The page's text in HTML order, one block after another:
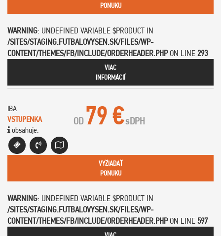
PONUKU
WARNING: UNDEFINED VARIABLE $PRODUCT IN
/SITES/STAGING.FUTBALOVYSEN.SK/FILES/WP-
CONTENT/THEMES/FB/INCLUDE/ORDERHEADER.PHPON LINE 293
VIAC
INFORMÁCIÍ
IBA
VSTUPENKA
obsahuje:
OD 79 €sDPH
VYŽIADAŤ
PONUKU
WARNING: UNDEFINED VARIABLE $PRODUCT IN
/SITES/STAGING.FUTBALOVYSEN.SK/FILES/WP-
CONTENT/THEMES/FB/INCLUDE/ORDERHEADER.PHPON LINE 597